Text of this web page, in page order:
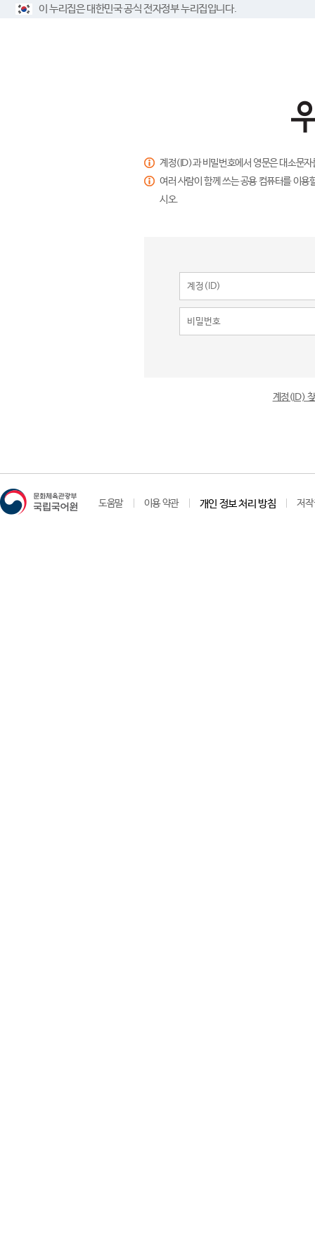
이 누리집은 대한민국 공식 전자정부 누리집입니다.
계정(ID)과 비밀번호에서 영문은 대소문
여러 사람이 함께 쓰는 공용 컴퓨터를 이
시오.
계정(ID)
도움말 이용 약관 개인 정보 처리 방침 저